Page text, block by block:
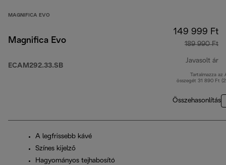
MAGNIFICA EVO
Magnifica Evo
ECAM292.33.SB
149 999 Ft
189 990 Ft
Javasolt ár
Tartalmazza az
összegét 31 890 Ft
Összehasonlítás
A legfrissebb kávé
Színes kijelző
Hagyományos tejhabosító